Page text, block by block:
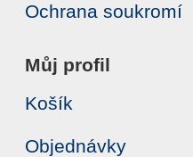
Ochrana soukromí
Můj profil
Košík
Objednávky